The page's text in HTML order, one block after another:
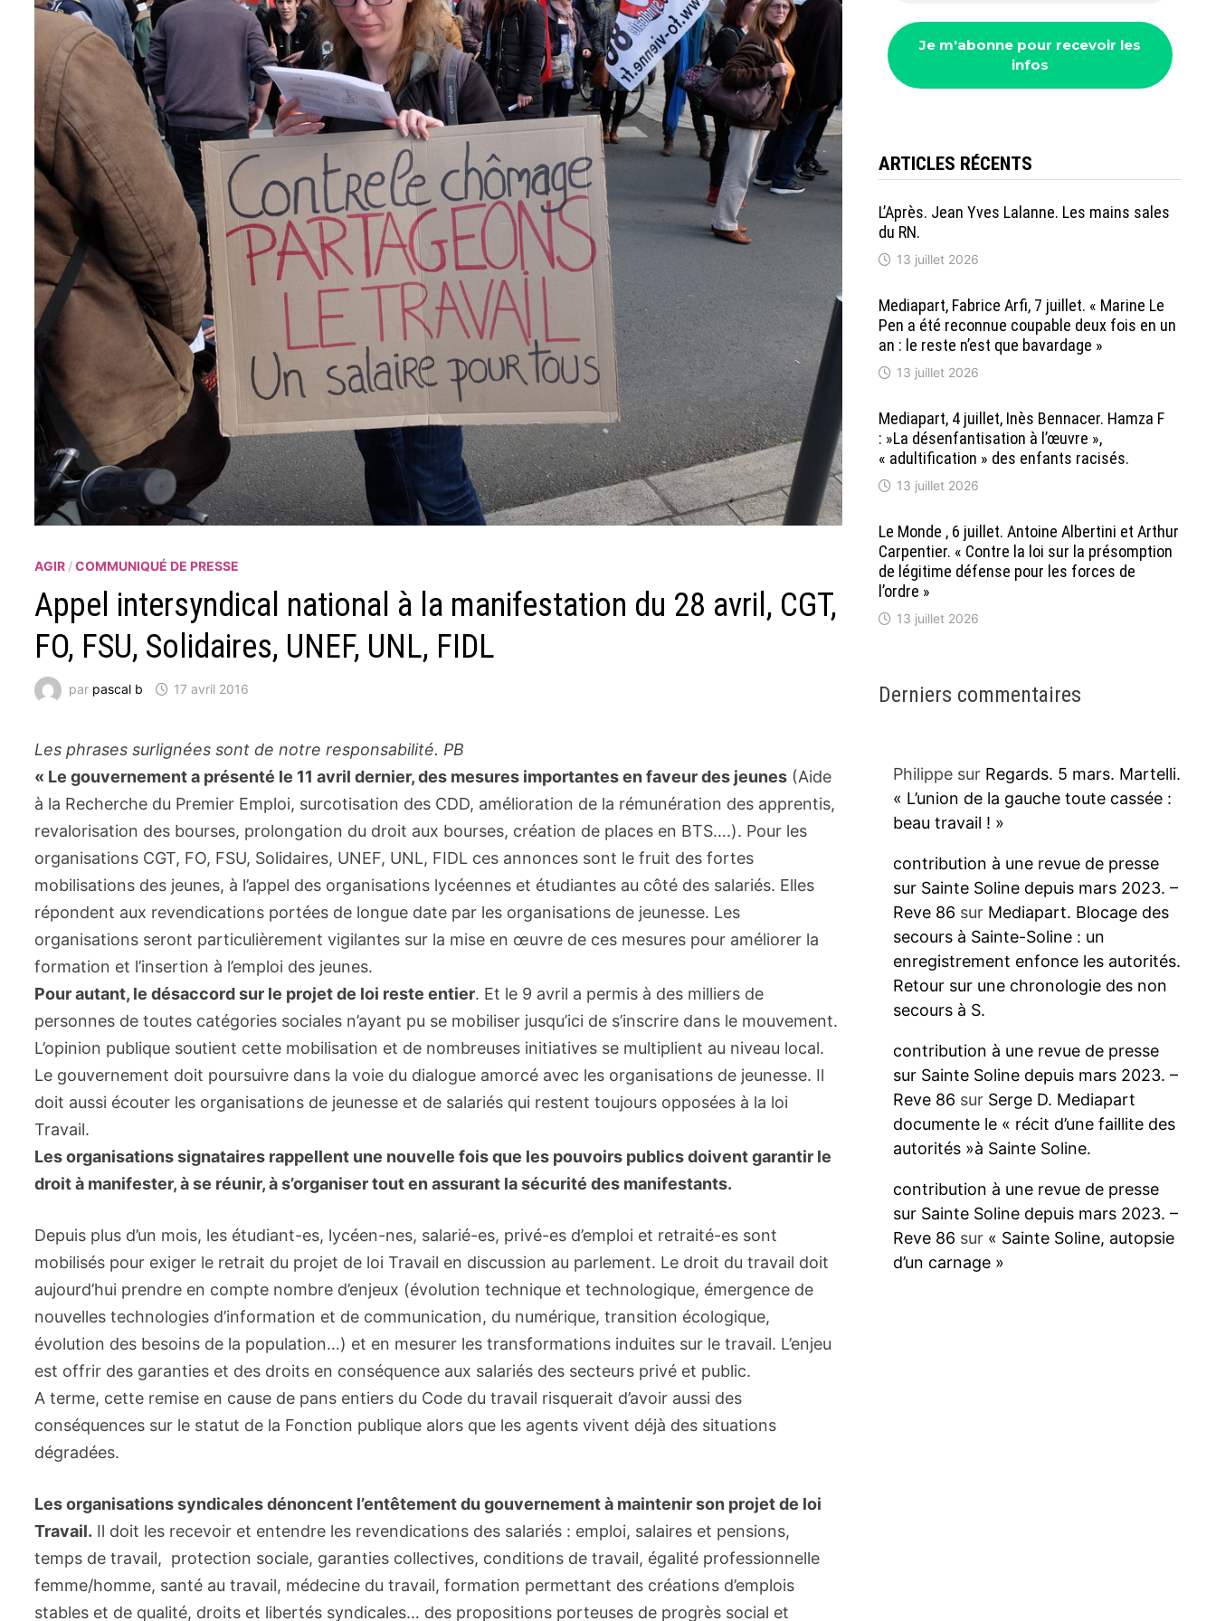
AGIR /COMMUNIQUÉ DE PRESSE
Appel intersyndical national à la manifestation du 28 avril, CGT,
FO, FSU, Solidaires, UNEF, UNL, FIDL
par pascal b 17 avril 2016
Les phrases surlignées sont de notre responsabilité. PB
« Le gouvernement a présenté le 11 avril dernier, des mesures importantes en faveur des jeunes (Aide
à la Recherche du Premier Emploi, surcotisation des CDD, amélioration de la rémunération des apprentis,
revalorisation des bourses, prolongation du droit aux bourses, création de places en BTS….). Pour les
organisations CGT, FO, FSU, Solidaires, UNEF, UNL, FIDL ces annonces sont le fruit des fortes
mobilisations des jeunes, à l’appel des organisations lycéennes et étudiantes au côté des salariés. Elles
répondent aux revendications portées de longue date par les organisations de jeunesse. Les
organisations seront particulièrement vigilantes sur la mise en œuvre de ces mesures pour améliorer la
formation et l’insertion à l’emploi des jeunes.
Pour autant, le désaccord sur le projet de loi reste entier. Et le 9 avril a permis à des milliers de
personnes de toutes catégories sociales n’ayant pu se mobiliser jusqu’ici de s’inscrire dans le mouvement.
L’opinion publique soutient cette mobilisation et de nombreuses initiatives se multiplient au niveau local.
Le gouvernement doit poursuivre dans la voie du dialogue amorcé avec les organisations de jeunesse. Il
doit aussi écouter les organisations de jeunesse et de salariés qui restent toujours opposées à la loi
Travail.
Les organisations signataires rappellent une nouvelle fois que les pouvoirs publics doivent garantir le
droit à manifester, à se réunir, à s’organiser tout en assurant la sécurité des manifestants.
Depuis plus d’un mois, les étudiant-es, lycéen-nes, salarié-es, privé-es d’emploi et retraité-es sont
mobilisés pour exiger le retrait du projet de loi Travail en discussion au parlement. Le droit du travail doit
aujourd’hui prendre en compte nombre d’enjeux (évolution technique et technologique, émergence de
nouvelles technologies d’information et de communication, du numérique, transition écologique,
évolution des besoins de la population…) et en mesurer les transformations induites sur le travail. L’enjeu
est offrir des garanties et des droits en conséquence aux salariés des secteurs privé et public.
A terme, cette remise en cause de pans entiers du Code du travail risquerait d’avoir aussi des
conséquences sur le statut de la Fonction publique alors que les agents vivent déjà des situations
dégradées.
Les organisations syndicales dénoncent l’entêtement du gouvernement à maintenir son projet de loi
Travail. Il doit les recevoir et entendre les revendications des salariés : emploi, salaires et pensions,
temps de travail, protection sociale, garanties collectives, conditions de travail, égalité professionnelle
femme/homme, santé au travail, médecine du travail, formation permettant des créations d’emplois
stables et de qualité, droits et libertés syndicales… des propositions porteuses de progrès social et
ARTICLES RÉCENTS
L’Après. Jean Yves Lalanne. Les mains sales
du RN.
13 juillet 2026
Mediapart, Fabrice Arfi, 7 juillet. « Marine Le
Pen a été reconnue coupable deux fois en un
an : le reste n’est que bavardage »
13 juillet 2026
Mediapart, 4 juillet, Inès Bennacer. Hamza F
: »La désenfantisation à l’œuvre »,
« adultification » des enfants racisés.
13 juillet 2026
Le Monde , 6 juillet. Antoine Albertini et Arthur
Carpentier. « Contre la loi sur la présomption
de légitime défense pour les forces de
l’ordre »
13 juillet 2026
Derniers commentaires
Philippesur Regards. 5 mars. Martelli.
« L’union de la gauche toute cassée :
beau travail ! »
contribution à une revue de presse
sur Sainte Soline depuis mars 2023. –
Reve 86 sur Mediapart. Blocage des
secours à Sainte-Soline : un
enregistrement enfonce les autorités.
Retour sur une chronologie des non
secours à S.
contribution à une revue de presse
sur Sainte Soline depuis mars 2023. –
Reve 86 sur Serge D. Mediapart
documente le « récit d’une faillite des
autorités »à Sainte Soline.
contribution à une revue de presse
sur Sainte Soline depuis mars 2023. –
Reve 86 sur « Sainte Soline, autopsie
d’un carnage »